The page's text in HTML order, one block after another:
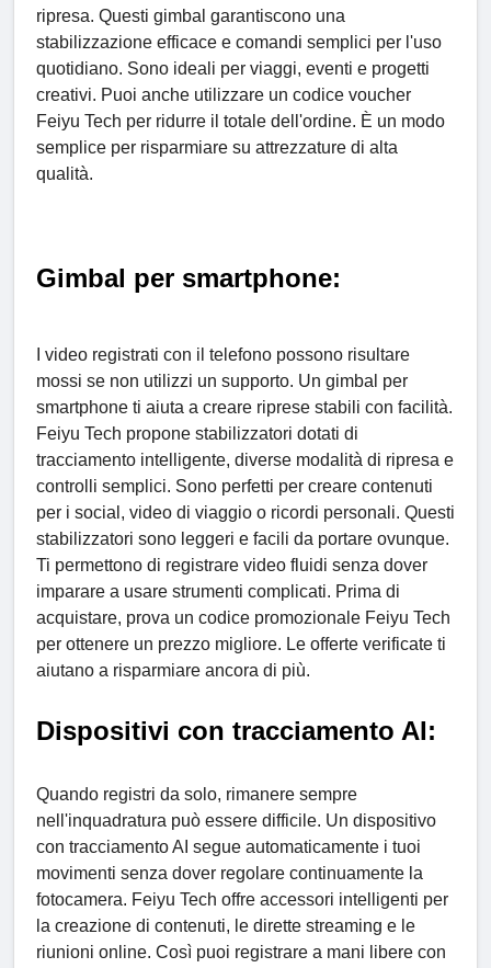
ripresa. Questi gimbal garantiscono una
stabilizzazione efficace e comandi semplici per l'uso
quotidiano. Sono ideali per viaggi, eventi e progetti
creativi. Puoi anche utilizzare un codice voucher
Feiyu Tech per ridurre il totale dell'ordine. È un modo
semplice per risparmiare su attrezzature di alta
qualità.
Gimbal per smartphone:
I video registrati con il telefono possono risultare
mossi se non utilizzi un supporto. Un gimbal per
smartphone ti aiuta a creare riprese stabili con facilità.
Feiyu Tech propone stabilizzatori dotati di
tracciamento intelligente, diverse modalità di ripresa e
controlli semplici. Sono perfetti per creare contenuti
per i social, video di viaggio o ricordi personali. Questi
stabilizzatori sono leggeri e facili da portare ovunque.
Ti permettono di registrare video fluidi senza dover
imparare a usare strumenti complicati. Prima di
acquistare, prova un codice promozionale Feiyu Tech
per ottenere un prezzo migliore. Le offerte verificate ti
aiutano a risparmiare ancora di più.
Dispositivi con tracciamento AI:
Quando registri da solo, rimanere sempre
nell'inquadratura può essere difficile. Un dispositivo
con tracciamento AI segue automaticamente i tuoi
movimenti senza dover regolare continuamente la
fotocamera. Feiyu Tech offre accessori intelligenti per
la creazione di contenuti, le dirette streaming e le
riunioni online. Così puoi registrare a mani libere con